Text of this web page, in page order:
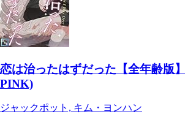
恋は治ったはずだった【全年齢版
PINK)
ジャックポット, キム・ヨンハン